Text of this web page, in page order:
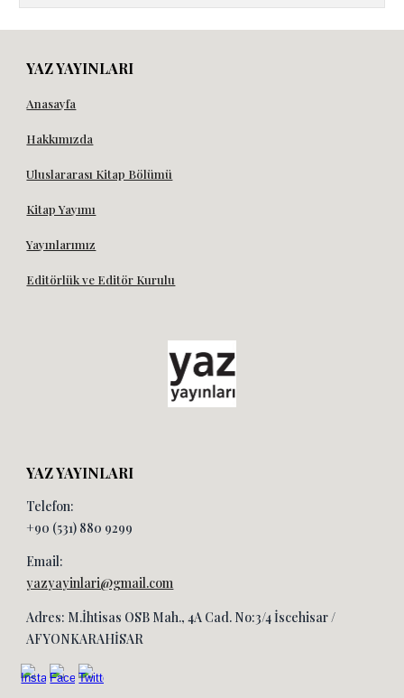
YAZ YAYINLARI
Anasayfa
Hakkımızda
Uluslararası Kitap Bölümü
Kitap Yayımı
Yayınlarımız
Editörlük ve Editör Kurulu
YAZ YAYINLARI
Telefon:
+90 (531) 880 9299
Email:
yazyayinlari@gmail.com
Adres: M.İhtisas OSB Mah., 4A Cad. No:3/4 İscehisar /
AFYONKARAHİSAR